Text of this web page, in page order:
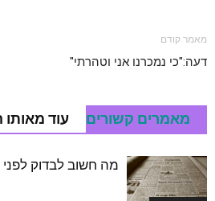
מאמר קודם
דעה:"כי נמכרנו אני וטהרתי"
מאמרים קשורים עוד מאותו
מה חשוב לבדוק